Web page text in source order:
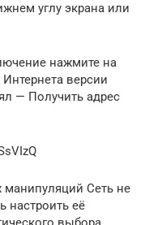
углу экрана или
нажмите на
версии
— Получить адрес
Сеть не
настроить её